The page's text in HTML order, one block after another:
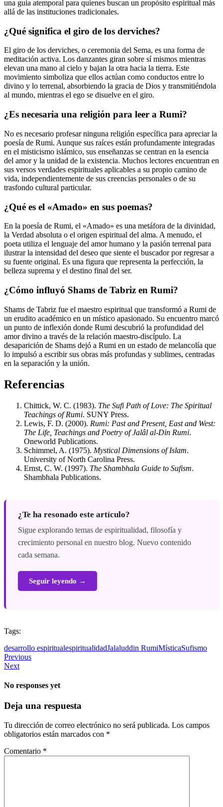
una guía atemporal para quienes buscan un propósito espiritual más
allá de las instituciones tradicionales.
¿Qué significa el giro de los derviches?
El giro de los derviches, o ceremonia del Sema, es una forma de
meditación activa. Los danzantes giran sobre sí mismos mientras
elevan una mano al cielo y bajan la otra hacia la tierra. Este
movimiento simboliza que ellos actúan como conductos entre lo
divino y lo terrenal, absorbiendo la gracia de Dios y transmitiéndola
al mundo, mientras el ego se disuelve en el giro.
¿Es necesaria una religión para leer a Rumi?
No es necesario profesar ninguna religión específica para apreciar la
poesía de Rumi. Aunque sus raíces están profundamente integradas
en el misticismo islámico, sus enseñanzas se centran en la esencia
del amor y la unidad de la existencia. Muchos lectores encuentran en
sus versos verdades espirituales aplicables a su propio camino de
vida, independientemente de sus creencias personales o de su
trasfondo cultural particular.
¿Qué es el «Amado» en sus poemas?
En la poesía de Rumi, el «Amado» es una metáfora de la divinidad,
la Verdad absoluta o el origen espiritual del alma. A menudo, el
poeta utiliza el lenguaje del amor humano y la pasión terrenal para
ilustrar la intensidad del deseo que siente el buscador por regresar a
su fuente original. Es una figura que representa la perfección, la
belleza suprema y el destino final del ser.
¿Cómo influyó Shams de Tabriz en Rumi?
Shams de Tabriz fue el maestro espiritual que transformó a Rumi de
un erudito académico en un místico apasionado. Su encuentro marcó
un punto de inflexión donde Rumi descubrió la profundidad del
amor divino a través de la relación maestro-discípulo. La
desaparición de Shams dejó a Rumi en un estado de melancolía que
lo impulsó a escribir sus obras más profundas y sublimes, centradas
en la separación y la unión.
Referencias
Chittick, W. C. (1983). The Sufi Path of Love: The Spiritual
Teachings of Rumi. SUNY Press.
Lewis, F. D. (2000). Rumi: Past and Present, East and West:
The Life, Teachings and Poetry of Jalâl al-Din Rumi.
Oneworld Publications.
Schimmel, A. (1975). Mystical Dimensions of Islam.
University of North Carolina Press.
Ernst, C. W. (1997). The Shambhala Guide to Sufism.
Shambhala Publications.
¿Te ha resonado este artículo?
Sigue explorando temas de espiritualidad, filosofía y
crecimiento personal en nuestro blog. Nuevo contenido
cada semana.
Seguir leyendo →
Tags:
desarrollo espiritualespiritualidadJalaluddin RumiMísticaSufismo
Previous
Next
No responses yet
Deja una respuesta
Tu dirección de correo electrónico no será publicada. Los campos
obligatorios están marcados con *
Comentario *